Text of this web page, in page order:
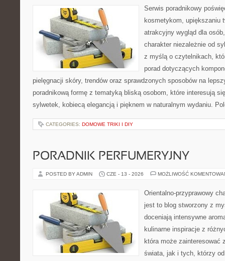
Serwis poradnikowy
kosmetykom, upiększaniu
atrakcyjny wygląd dla
charakter niezależnie od
z myślą o czytelnikach,
porad dotyczących
pielęgnacji skóry, trendów oraz sprawdzonych sposobów na
poradnikową formę z tematyką bliską osobom, które interesują
sylwetek, kobiecą elegancją i pięknem w naturalnym wydaniu.
CATEGORIES: DOMOWE TRIKI I DIY
PORADNIK PERFUMERYJNY
POSTED BY ADMIN CZE - 13 - 2026 MOŻLIWOŚĆ
Orientalno-przyprawowy
jest to blog stworzony z
doceniają intensywne
kulinarne inspiracje z
która może zainteresować
świata, jak i tych, którzy